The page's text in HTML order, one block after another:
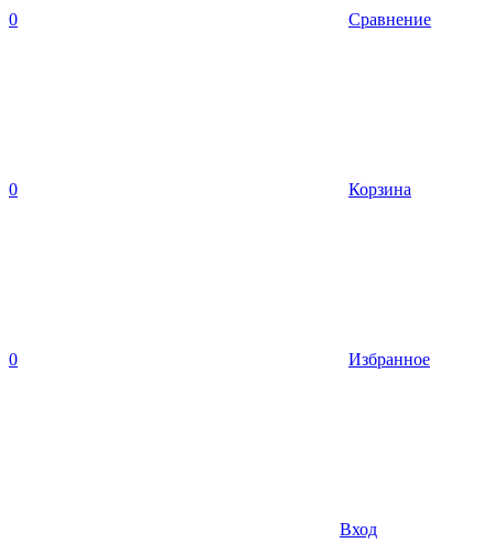
0 Сравнение
0 Корзина
0 Избранное
Вход